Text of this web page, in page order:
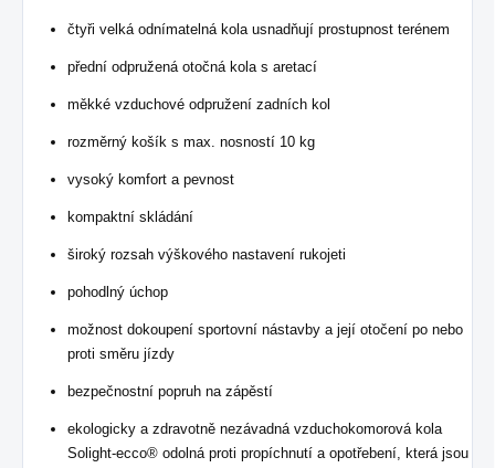
čtyři velká odnímatelná kola usnadňují prostupnost terénem
přední odpružená otočná kola s aretací
měkké vzduchové odpružení zadních kol
rozměrný košík s max. nosností 10 kg
vysoký komfort a pevnost
kompaktní skládání
široký rozsah výškového nastavení rukojeti
pohodlný úchop
možnost dokoupení sportovní nástavby a její otočení po nebo
proti směru jízdy
bezpečnostní popruh na zápěstí
ekologicky a zdravotně nezávadná vzduchokomorová kola
Solight-ecco® odolná proti propíchnutí a opotřebení, která jsou